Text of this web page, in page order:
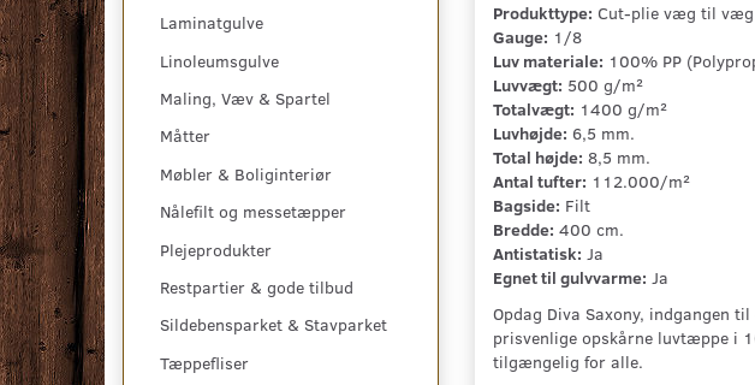
Laminatgulve
Linoleumsgulve
Maling, Væv & Spartel
Måtter
Møbler & Boliginteriør
Nålefilt og messetæpper
Plejeprodukter
Restpartier & gode tilbud
Sildebensparket & Stavparket
Tæppefliser
Produkttype: Cut-plie væg til væg
Gauge: 1/8
Luv materiale: 100% PP
Luvvægt: 500 g/m²
Totalvægt: 1400 g/m²
Luvhøjde: 6,5 mm.
Total højde: 8,5 mm.
Antal tufter: 112.000/m²
Bagside: Filt
Bredde: 400 cm.
Antistatisk: Ja
Egnet til gulvvarme: Ja
Opdag Diva Saxony, indgangen
prisvenlige opskårne luvtæppe i
tilgængelig for alle.